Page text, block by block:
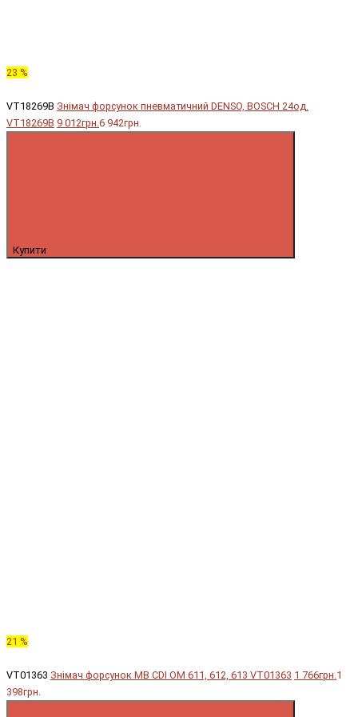
23 %
VT18269B Знімач форсунок пневматичний DENSO, BOSCH 24од.
VT18269B 9 012грн.6 942грн.
Купити
21 %
VT01363 Знімач форсунок MB CDI OM 611, 612, 613 VT01363 1 766грн.1
398грн.